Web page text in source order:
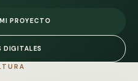
PROYECTO
DIGITALES